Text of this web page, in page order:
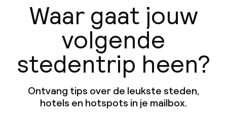
Waar gaat jouw
volgende
stedentrip heen?
Ontvang tips over de leukste steden,
hotels en hotspots in je mailbox.